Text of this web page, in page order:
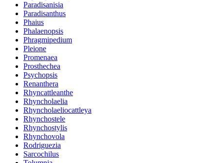
Paradisanisia
Paradisanthus
Phaius
Phalaenopsis
Phragmipedium
Pleione
Promenaea
Prosthechea
Psychopsis
Renanthera
Rhyncattleanthe
Rhyncholaelia
Rhyncholaeliocattleya
Rhynchostele
Rhynchostylis
Rhynchovola
Rodriguezia
Sarcochilus